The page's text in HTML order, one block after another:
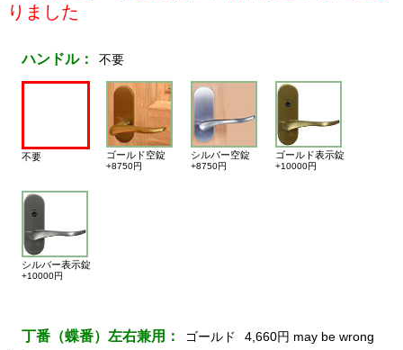
りました
ハンドル： 不要
不要 ゴールド空錠
+8750円
シルバー空錠
+8750円
ゴールド表示錠
+10000円
シルバー表示錠
+10000円
丁番（蝶番）左右兼用： ゴールド
4,660円 may be wrong